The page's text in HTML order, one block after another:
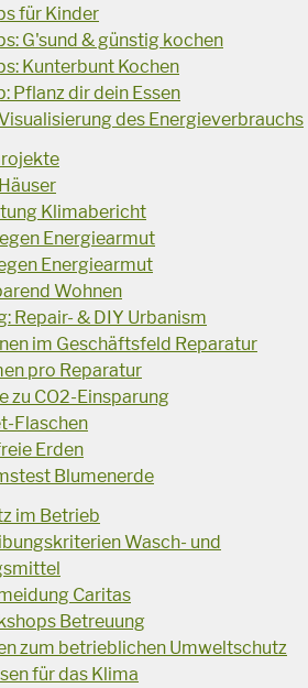
für Kinder
G'sund & günstig kochen
Kunterbunt Kochen
Pflanz dir dein Essen
des Energieverbrauchs
Klimabericht
Energiearmut
Energiearmut
Wohnen
Repair- & DIY Urbanism
im Geschäftsfeld Reparatur
pro Reparatur
zu CO2-Einsparung
Flaschen
Erden
Blumenerde
im Betrieb
Wasch- und
Caritas
Betreuung
zum betrieblichen Umweltschutz
für das Klima